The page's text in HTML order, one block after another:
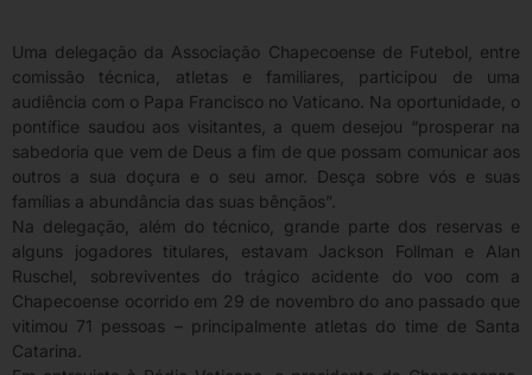
Uma delegação da Associação Chapecoense de Futebol, entre
comissão técnica, atletas e familiares, participou de uma
audiência com o Papa Francisco no Vaticano. Na oportunidade, o
pontífice saudou aos visitantes, a quem desejou “prosperar na
sabedoria que vem de Deus a fim de que possam comunicar aos
outros a sua doçura e o seu amor. Desça sobre vós e suas
famílias a abundância das suas bênçãos”.
Na delegação, além do técnico, grande parte dos reservas e
alguns jogadores titulares, estavam Jackson Follman e Alan
Ruschel, sobreviventes do trágico acidente do voo com a
Chapecoense ocorrido em 29 de novembro do ano passado que
vitimou 71 pessoas – principalmente atletas do time de Santa
Catarina.